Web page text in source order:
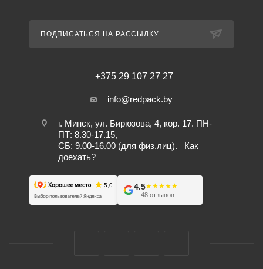
ПОДПИСАТЬСЯ НА РАССЫЛКУ
+375 29 107 27 27
info@redpack.by
г. Минск, ул. Бирюзова, 4, кор. 17. ПН-
ПТ: 8.30-17.15,
СБ: 9.00-16.00 (для физ.лиц). Как
доехать?
4.5★★★★★
★★★★★
48 отзывов